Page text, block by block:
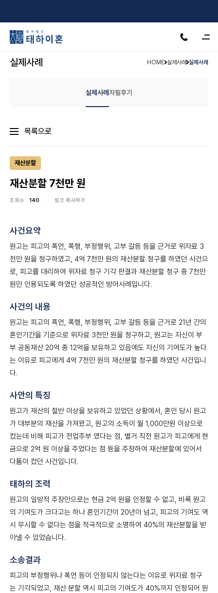
실제사례 HOME 실제사례 실제사례
실제사례 자필후기
목록으로
재산분할
재산분할 7천만 원
조회수 140 링크 복사하기
사건요약
원고는 피고의 폭언, 폭행, 부정행위, 고부 갈등 등을 근거로 위자료 3
천만 원을 청구하였고, 4억 7천만 원의 재산분할 청구를 하였던 사건으
로, 피고를 대리하여 위자료 청구 기각 판결과 재산분할 청구 중 7천만
원만 인용되도록 하였던 성공적인 방어사례입니다.
사건의 내용
원고는 피고의 폭언, 폭행, 부정행위, 고부 갈등 등을 근거로 21년 간의
혼인기간을 기준으로 위자료 3천만 원을 청구하고, 원고는 자신이 부
부 공동재산 20억 중 12억을 보유하고 있음에도 자신의 기여도가 높다
는 이유로 피고에게 4억 7천만 원의 재산분할 청구를 하였던 사건입니
다.
사안의 특징
원고가 재산의 절반 이상을 보유하고 있었던 상황에서, 혼인 당시 원고
가 대부분의 재산을 가져왔고, 원고의 소득이 월 1,000만원 이상으로
컸는데 비해 피고가 전업주부 였다는 점, 별거 직전 원고가 피고에게 현
금으로 2억 원 이상을 주었다는 점 등을 주장하여 재산분할에 있어서
다툼이 컸던 사건입니다.
태하의 조력
원고의 일방적 주장만으로는 현금 2억 원을 인정할 수 없고, 비록 원고
의 기여도가 크다고는 하나 혼인기간이 20년이 넘고, 피고의 기여도 역
시 무시할 수 없다는 점을 적극적으로 소명하여 40%의 재산분할을 받
아낼 수 있었습니다.
소송결과
피고의 부정행위나 폭언 등이 인정되지 않는다는 이유로 위자료 청구
는 기각되었고, 재산 분할 역시 피고의 기여도가 40%까지 인정되어 원